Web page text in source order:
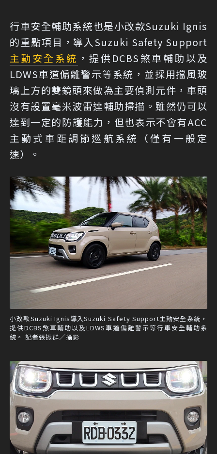
行車安全輔助系統也是小改款Suzuki Ignis
的重點項目，導入Suzuki Safety Support
主動安全系統 ，提供DCBS煞車輔助以及
LDWS車道偏離警示等系統，並採用擋風玻
璃上方的雙鏡頭來做為主要偵測元件，車頭
沒有設置毫米波雷達輔助掃描。雖然仍可以
達到一定的防護能力，但也表示不會有ACC
主動式車距調節巡航系統（僅有一般定
速）。
小改款Suzuki Ignis導入Suzuki Safety Support主動安全系統，
提供DCBS煞車輔助以及LDWS車道偏離警示等行車安全輔助系
統。 記者張振群／攝影